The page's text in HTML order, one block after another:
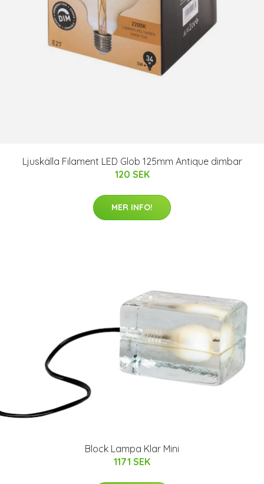
Ljuskälla Filament LED Glob 125mm Antique dimbar
120 SEK
MER INFO!
Block Lampa Klar Mini
1171 SEK